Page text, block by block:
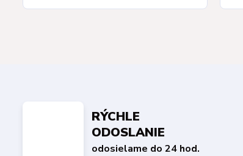
RÝCHLE
ODOSLANIE
odosielame do 24 hod.